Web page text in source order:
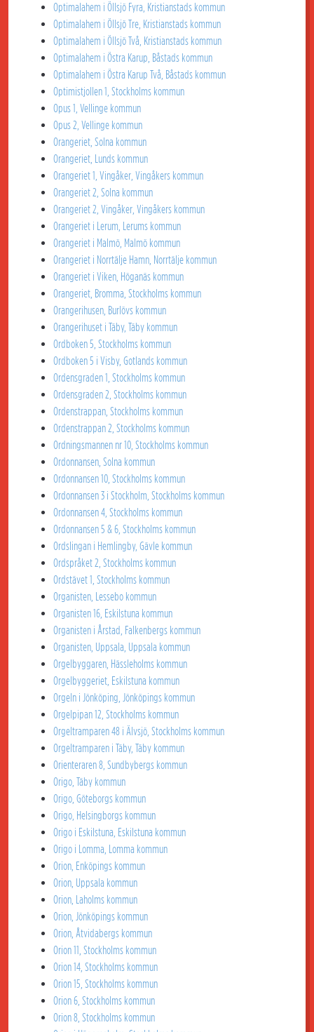
Optimalahem i Öllsjö Fyra, Kristianstads kommun
Optimalahem i Öllsjö Tre, Kristianstads kommun
Optimalahem i Öllsjö Två, Kristianstads kommun
Optimalahem i Östra Karup, Båstads kommun
Optimalahem i Östra Karup Två, Båstads kommun
Optimistjollen 1, Stockholms kommun
Opus 1, Vellinge kommun
Opus 2, Vellinge kommun
Orangeriet, Solna kommun
Orangeriet, Lunds kommun
Orangeriet 1, Vingåker, Vingåkers kommun
Orangeriet 2, Solna kommun
Orangeriet 2, Vingåker, Vingåkers kommun
Orangeriet i Lerum, Lerums kommun
Orangeriet i Malmö, Malmö kommun
Orangeriet i Norrtälje Hamn, Norrtälje kommun
Orangeriet i Viken, Höganäs kommun
Orangeriet, Bromma, Stockholms kommun
Orangerihusen, Burlövs kommun
Orangerihuset i Täby, Täby kommun
Ordboken 5, Stockholms kommun
Ordboken 5 i Visby, Gotlands kommun
Ordensgraden 1, Stockholms kommun
Ordensgraden 2, Stockholms kommun
Ordenstrappan, Stockholms kommun
Ordenstrappan 2, Stockholms kommun
Ordningsmannen nr 10, Stockholms kommun
Ordonnansen, Solna kommun
Ordonnansen 10, Stockholms kommun
Ordonnansen 3 i Stockholm, Stockholms kommun
Ordonnansen 4, Stockholms kommun
Ordonnansen 5 & 6, Stockholms kommun
Ordslingan i Hemlingby, Gävle kommun
Ordspråket 2, Stockholms kommun
Ordstävet 1, Stockholms kommun
Organisten, Lessebo kommun
Organisten 16, Eskilstuna kommun
Organisten i Årstad, Falkenbergs kommun
Organisten, Uppsala, Uppsala kommun
Orgelbyggaren, Hässleholms kommun
Orgelbyggeriet, Eskilstuna kommun
Orgeln i Jönköping, Jönköpings kommun
Orgelpipan 12, Stockholms kommun
Orgeltramparen 48 i Älvsjö, Stockholms kommun
Orgeltramparen i Täby, Täby kommun
Orienteraren 8, Sundbybergs kommun
Origo, Täby kommun
Origo, Göteborgs kommun
Origo, Helsingborgs kommun
Origo i Eskilstuna, Eskilstuna kommun
Origo i Lomma, Lomma kommun
Orion, Enköpings kommun
Orion, Uppsala kommun
Orion, Laholms kommun
Orion, Jönköpings kommun
Orion, Åtvidabergs kommun
Orion 11, Stockholms kommun
Orion 14, Stockholms kommun
Orion 15, Stockholms kommun
Orion 6, Stockholms kommun
Orion 8, Stockholms kommun